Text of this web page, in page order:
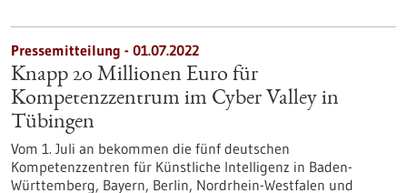
Pressemitteilung - 01.07.2022
Knapp 20 Millionen Euro für
Kompetenzzentrum im Cyber Valley in
Tübingen
Vom 1. Juli an bekommen die fünf deutschen
Kompetenzzentren für Künstliche Intelligenz in Baden-
Württemberg, Bayern, Berlin, Nordrhein-Westfalen und